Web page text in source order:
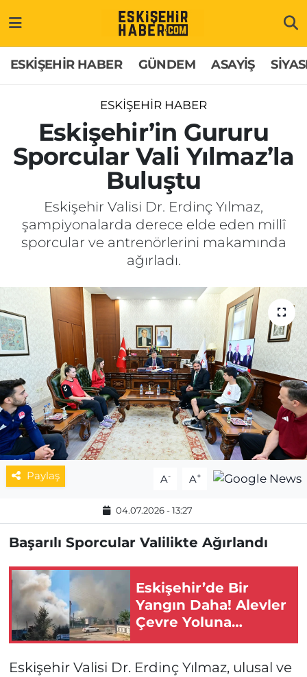
ESKİŞEHİR HABER GÜNDEM ASAYİŞ
ESKİŞEHİR HABER
Eskişehir’in Gururu
Sporcular Vali Yılmaz’la
Buluştu
Eskişehir Valisi Dr. Erdinç Yılmaz,
şampiyonalarda derece elde eden millî
sporcular ve antrenörlerini makamında
ağırladı.
Paylaş A- A+
04.07.2026 - 13:27
Başarılı Sporcular Valilikte Ağırlandı
Eskişehir’de Bir
Yangın Daha! Alevler
Çevre Yoluna
Dayandı
Eskişehir Valisi Dr. Erdinç Yılmaz, ulusal ve
GÜNDEM
ASAYİŞ
SİYASET
SAĞLIK
SPOR
MAGAZİN
ESKİŞEHİRSPOR
Hakkımızda
İletişim
Künye
Odunpazarı Trafik Yoğunluk Haritası
Süper Lig Puan Durumu ve Fikstür
Tüm Manşetler
Son Dakika Haberleri
Haber Arşivi